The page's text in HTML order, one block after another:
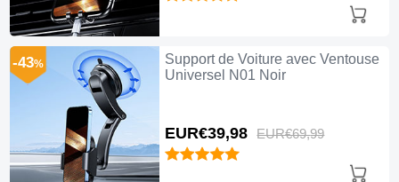
Support de Voiture avec Ventouse
Universel N01 Noir
EUR€39,98 EUR€69,99
-43%